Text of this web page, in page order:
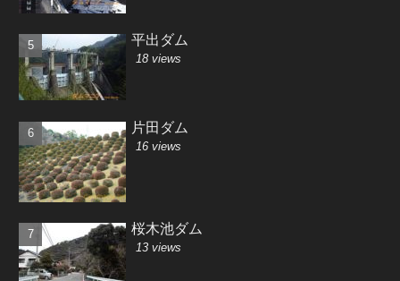
平出ダム
18 views
片田ダム
16 views
桜木池ダム
13 views